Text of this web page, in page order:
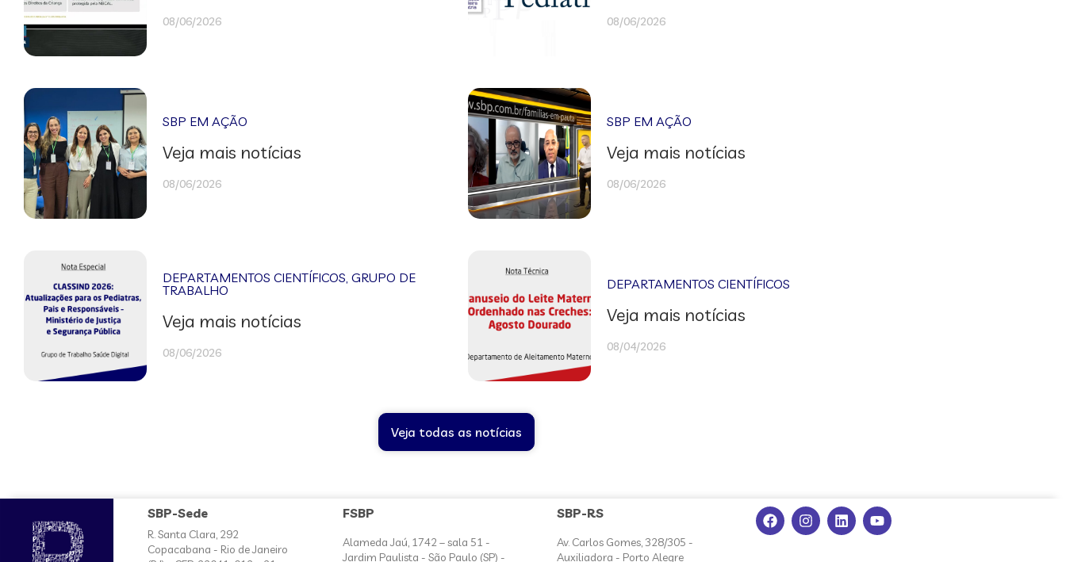
08/06/2026 08/06/2026
SBP EM AÇÃO
Veja mais notícias
08/06/2026
SBP EM AÇÃO
Veja mais notícias
08/06/2026
DEPARTAMENTOS CIENTÍFICOS,GRUPO DE
TRABALHO
Veja mais notícias
08/06/2026
DEPARTAMENTOS CIENTÍFICOS
Veja mais notícias
08/04/2026
Veja todas as notícias
SBP-Sede
R. Santa Clara, 292
Copacabana - Rio de Janeiro
FSBP
Alameda Jaú, 1742 – sala 51 -
Jardim Paulista - São Paulo (SP) -
SBP-RS
Av. Carlos Gomes, 328/305 -
Auxiliadora - Porto Alegre